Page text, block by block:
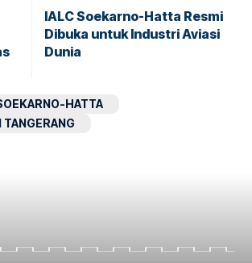
IALC Soekarno-Hatta Resmi
Dibuka untuk Industri Aviasi
Dunia
HATTA
TANGERANG